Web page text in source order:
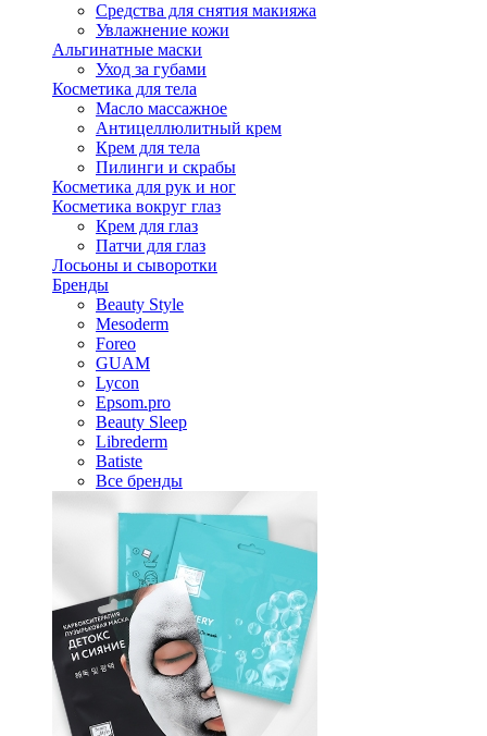
Средства для снятия макияжа
Увлажнение кожи
Альгинатные маски
Уход за губами
Косметика для тела
Масло массажное
Антицеллюлитный крем
Крем для тела
Пилинги и скрабы
Косметика для рук и ног
Косметика вокруг глаз
Крем для глаз
Патчи для глаз
Лосьоны и сыворотки
Бренды
Beauty Style
Mesoderm
Foreo
GUAM
Lycon
Epsom.pro
Beauty Sleep
Librederm
Batiste
Все бренды